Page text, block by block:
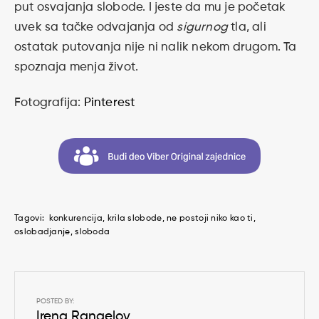
put osvajanja slobode. I jeste da mu je početak
uvek sa tačke odvajanja od sigurnogtla, ali
ostatak putovanja nije ni nalik nekom drugom. Ta
spoznaja menja život.
Fotografija: Pinterest
Tagovi: konkurencija krila slobode ne postoji niko kao ti
oslobadjanje
sloboda
POSTED BY: